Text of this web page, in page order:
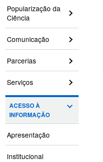
Popularização da
Ciência
Comunicação
Parcerias
Serviços
ACESSO À
INFORMAÇÃO
Apresentação
Institucional